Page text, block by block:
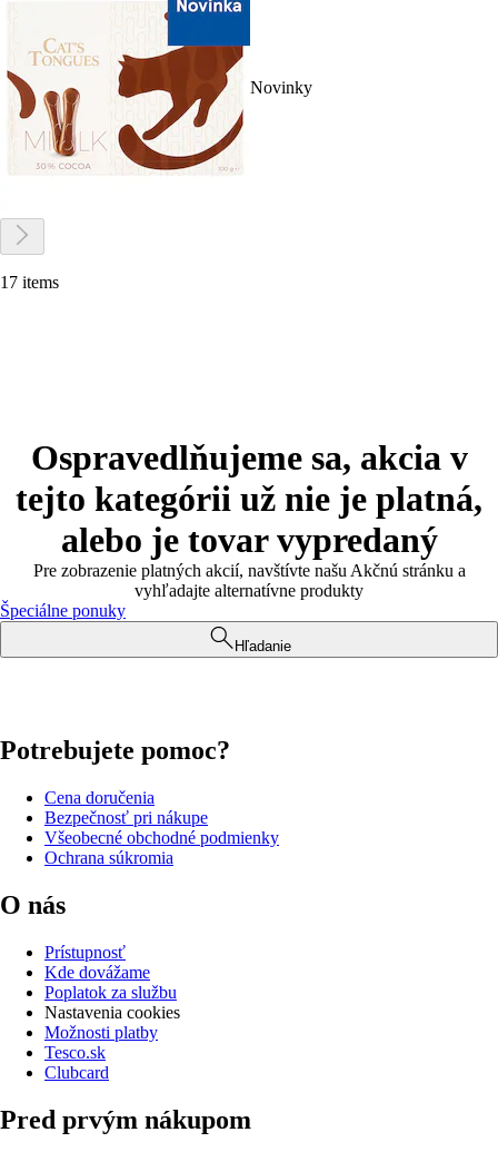
Novinky
17 items
Ospravedlňujeme sa, akcia v
tejto kategórii už nie je platná,
alebo je tovar vypredaný
Pre zobrazenie platných akcií, navštívte našu Akčnú stránku a
vyhľadajte alternatívne produkty
Špeciálne ponuky
Hľadanie
Potrebujete pomoc?
Cena doručenia
Bezpečnosť pri nákupe
Všeobecné obchodné podmienky
Ochrana súkromia
O nás
Prístupnosť
Kde dovážame
Poplatok za službu
Nastavenia cookies
Možnosti platby
Tesco.sk
Clubcard
Pred prvým nákupom